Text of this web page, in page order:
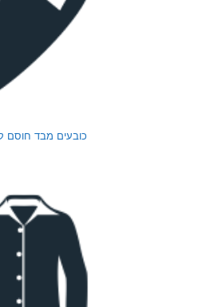
כובעים מבד חוסם קרינת רדיו